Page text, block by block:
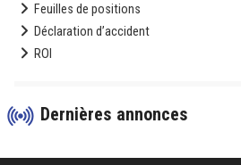
Feuilles de positions
Déclaration d’accident
ROI
Dernières annonces